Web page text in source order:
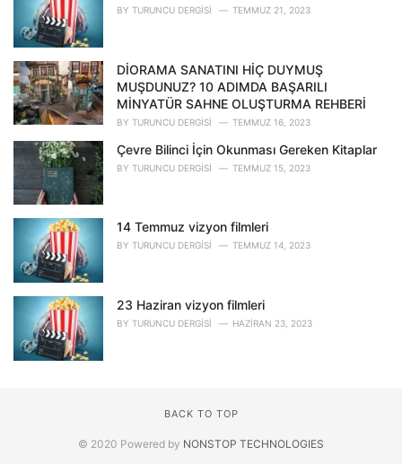
BY TURUNCU DERGISI TEMMUZ 21, 2023
DİORAMA SANATINI HİÇ DUYMUŞ
MUŞDUNUZ? 10 ADIMDA BAŞARILI
MİNYATÜR SAHNE OLUŞTURMA REHBERİ
BY TURUNCU DERGISI TEMMUZ 16, 2023
Çevre Bilinci İçin Okunması Gereken Kitaplar
BY TURUNCU DERGISI TEMMUZ 15, 2023
14 Temmuz vizyon filmleri
BY TURUNCU DERGISI TEMMUZ 14, 2023
23 Haziran vizyon filmleri
BY TURUNCU DERGISI HAZIRAN 23, 2023
BACK TO TOP
© 2020 Powered by NONSTOP TECHNOLOGIES